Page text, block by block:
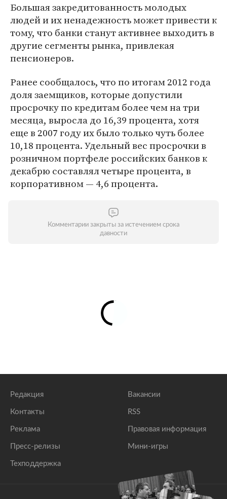
Большая закредитованность молодых
людей и их ненадежность может привести к
тому, что банки станут активнее выходить в
другие сегменты рынка, привлекая
пенсионеров.
Ранее сообщалось, что по итогам 2012 года
доля заемщиков, которые допустили
просрочку по кредитам более чем на три
месяца, выросла до 16,39 процента, хотя
еще в 2007 году их было только чуть более
10,18 процента. Удельный вес просрочки в
розничном портфеле российских банков к
декабрю составлял четыре процента, в
корпоративном — 4,6 процента.
Комментарии закрыты за истечением срока
давности
Редакция
Контакты
Реклама
Пресс-релизы
Техподдержка
Вакансии
RSS
Правовая информация
Мини-игры